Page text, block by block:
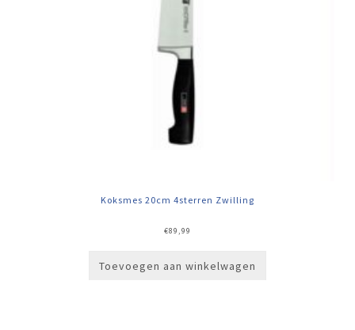
Koksmes 20cm 4sterren Zwilling
€89,99
Toevoegen aan winkelwagen